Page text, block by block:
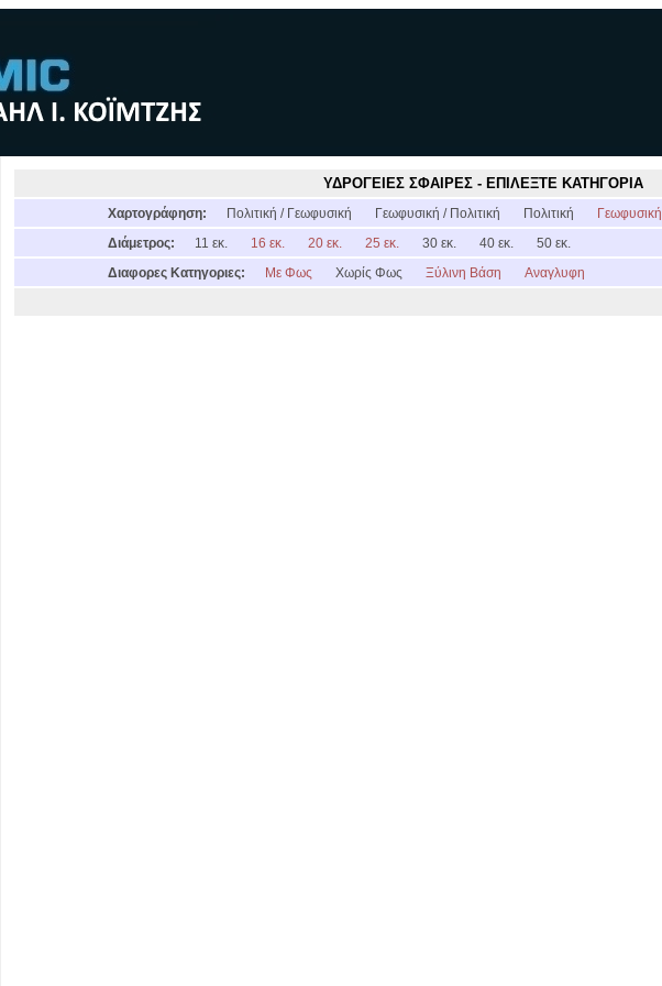
ΥΔΡΟΓΕΙΕΣ ΣΦΑΙΡΕΣ - ΕΠΙΛΕΞΤΕ ΚΑΤΗΓΟΡΙΑ
Χαρτογράφηση: Πολιτική / Γεωφυσική Γεωφυσική / Πολιτική Πολιτική Γεωφυσική
Διάμετρος:
11 εκ. 16 εκ. 20 εκ. 25 εκ. 30 εκ. 40 εκ.
50 εκ.
Διαφορες Κατηγοριες:
Με Φως Χωρίς Φως Ξύλινη Βάση Αναγλυφη